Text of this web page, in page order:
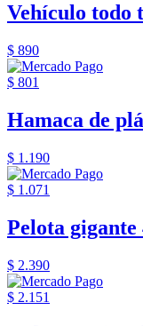
Vehículo todo
$ 890
$ 801
Hamaca de
$ 1.190
$ 1.071
Pelota gigante
$ 2.390
$ 2.151